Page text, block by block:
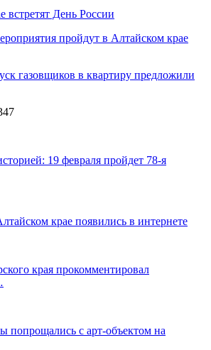
встретят День России
пройдут в Алтайском крае
газовщиков в квартиру предложили
19 февраля пройдет 78-я
крае появились в интернете
края прокомментировал
попрощались с арт-объектом на